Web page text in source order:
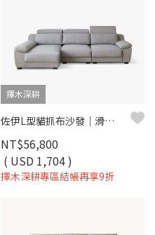
擇木深耕
佐伊L型貓抓布沙發｜滑軌坐墊 × 可調頭枕 × 耐磨防潑水 × 左右型–擇木深耕
NT$56,800
( USD 1,704 )
擇木深耕專區結帳再享9折